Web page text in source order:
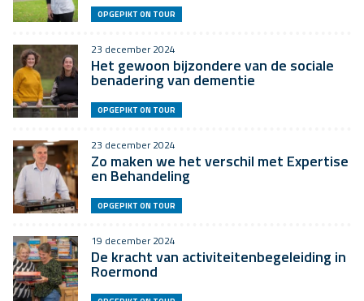
OPGEPIKT ON TOUR
23 december 2024
Het gewoon bijzondere van de sociale
benadering van dementie
OPGEPIKT ON TOUR
23 december 2024
Zo maken we het verschil met Expertise
en Behandeling
OPGEPIKT ON TOUR
19 december 2024
De kracht van activiteitenbegeleiding in
Roermond